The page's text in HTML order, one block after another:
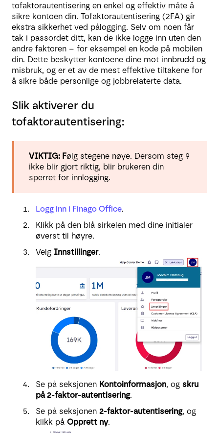
tofaktorautentisering en enkel og effektiv måte å
sikre kontoen din. Tofaktorautentisering (2FA) gir
ekstra sikkerhet ved pålogging. Selv om noen får
tak i passordet ditt, kan de ikke logge inn uten den
andre faktoren – for eksempel en kode på mobilen
din. Dette beskytter kontoene dine mot innbrudd og
misbruk, og er et av de mest effektive tiltakene for
å sikre både personlige og jobbrelaterte data.
Slik aktiverer du
tofaktorautentisering:
VIKTIG: Følg stegene nøye. Dersom steg 9
ikke blir gjort riktig, blir brukeren din
sperret for innlogging.
Logg inn i Finago Office.
Klikk på den blå sirkelen med dine initialer
øverst til høyre.
Velg Innstillinger.
Se på seksjonen Kontoinformasjon, og skru
på 2-faktor-autentisering.
Se på seksjonen 2-faktor-autentisering, og
klikk på Opprett ny.